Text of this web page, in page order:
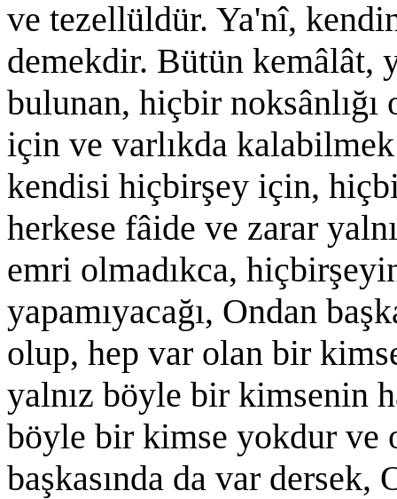
ve tezellüldür. Ya'nî,
demekdir. Bütün
bulunan, hiçbir noksânlığı
için ve varlıkda
kendisi hiçbirşey için,
herkese fâide ve zarar
emri olmadıkca,
yapamıyacağı, Ondan
olup, hep var olan bir
yalnız böyle bir kimsenin
böyle bir kimse yokdur ve
başkasında da var dersek,